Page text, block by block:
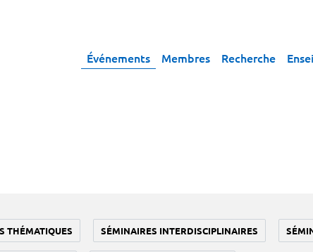
Événements Membres Recherche
THÉMATIQUES SÉMINAIRES INTERDISCIPLINAIRES